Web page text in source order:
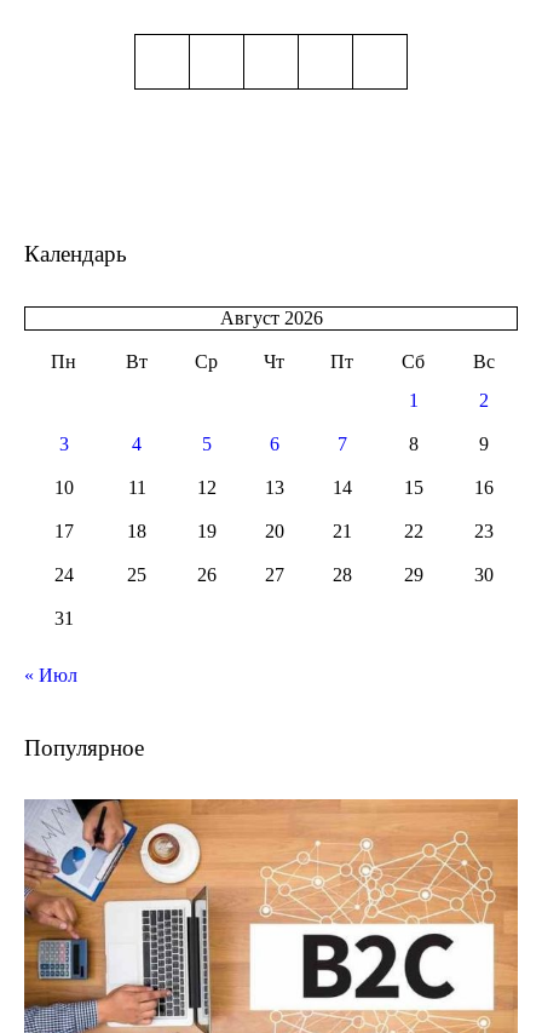
Календарь
Август 2026
Пн Вт Ср Чт Пт Сб
Вс
1
2
3 4 5 6 7 8 9
10 11 12 13 14 15 16
17 18 19 20 21 22 23
24 25 26 27 28 29 30
31
« Июл
Популярное